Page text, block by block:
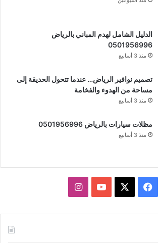
الدليل الشامل لهدم المباني بالرياض
0501956996
منذ 3 أسابيع
تصميم نوافير الرياض… عندما تتحول الحديقة إلى
مساحة من الهدوء والفخامة
منذ 3 أسابيع
مظلات سيارات بالرياض 0501956996
منذ 3 أسابيع
فيسبوك يوتيوبانستقرام